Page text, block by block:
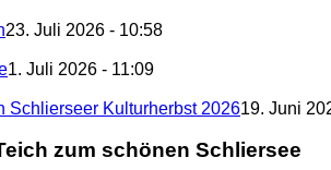
23. Juli 2026 - 10:58
1. Juli 2026 - 11:09
Schlierseer Kulturherbst 202619. Juni
zum schönen Schliersee